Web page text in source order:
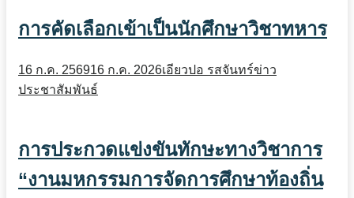
การคัดเลือกเข้าเป็นนักศึกษาวิชาทหาร
16 ก.ค. 256916 ก.ค. 2026เอียวปอ รสจันทร์ข่าว
ประชาสัมพันธ์
การประกวดแข่งขันทักษะทางวิชาการ
“งานมหกรรมการจัดการศึกษาท้องถิ่น